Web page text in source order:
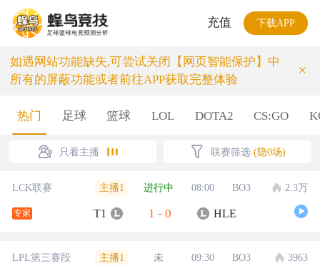
充值 下载APP
如遇网站功能缺失,可尝试关闭【网页智能保护】中
所有的屏蔽功能或者前往APP获取完整体验
×
热门 足球 篮球 LOL DOTA2 CS:GO
只看主播 联赛筛选 (隐0场)
LCK联赛 主播1 进行中 08:00 BO3 2.3万
专家 T1 1 - 0 HLE
LPL第三赛段 主播1 未 09:30 BO3 3963